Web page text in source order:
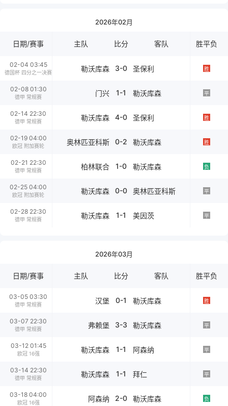
2026年02月
日期/赛事 主队 比分 客队 胜平负
02-04 03:45
德国杯 四分之一决赛 勒沃库森 3-0 圣保利 胜
02-08 01:30
德甲 常规赛 门兴 1-1 勒沃库森 平
02-14 22:30
德甲 常规赛 勒沃库森 4-0 圣保利 胜
02-19 04:00
欧冠 附加赛轮 奥林匹亚科斯 0-2 勒沃库森 胜
02-21 22:30
德甲 常规赛 柏林联合 1-0 勒沃库森 负
02-25 04:00
欧冠 附加赛轮 勒沃库森 0-0 奥林匹亚科斯 平
02-28 22:30
德甲 常规赛 勒沃库森 1-1 美因茨 平
2026年03月
日期/赛事 主队 比分 客队 胜平负
03-05 03:30
德甲 常规赛 汉堡 0-1 勒沃库森 胜
03-07 22:30
德甲 常规赛 弗赖堡 3-3 勒沃库森 平
03-12 01:45
欧冠 16强 勒沃库森 1-1 阿森纳 平
03-14 22:30
德甲 常规赛 勒沃库森 1-1 拜仁 平
03-18 04:00
欧冠 16强 阿森纳 2-0 勒沃库森 负